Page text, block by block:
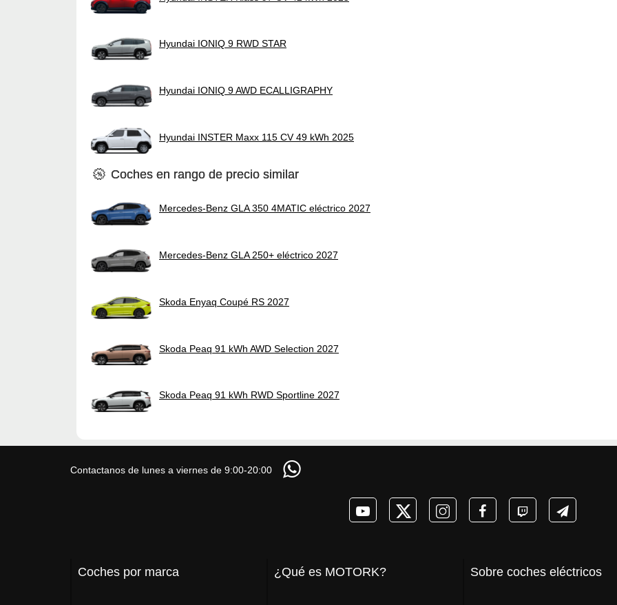
Hyundai IONIQ 9 RWD STAR
Hyundai IONIQ 9 AWD ECALLIGRAPHY
Hyundai INSTER Maxx 115 CV 49 kWh 2025
Coches en rango de precio similar
Mercedes-Benz GLA 350 4MATIC eléctrico 2027
Mercedes-Benz GLA 250+ eléctrico 2027
Skoda Enyaq Coupé RS 2027
Skoda Peaq 91 kWh AWD Selection 2027
Skoda Peaq 91 kWh RWD Sportline 2027
Contactanos de lunes a viernes de 9:00-20:00
Coches por marca ¿Qué es MOTORK? Sobre coches eléctricos